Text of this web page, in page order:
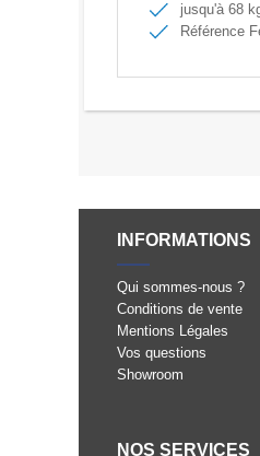
jusqu'à 68
Référence
INFORMATIONS
Qui sommes-nous ?
Conditions de vente
Mentions Légales
Vos questions
Showroom
NOS SERVICES